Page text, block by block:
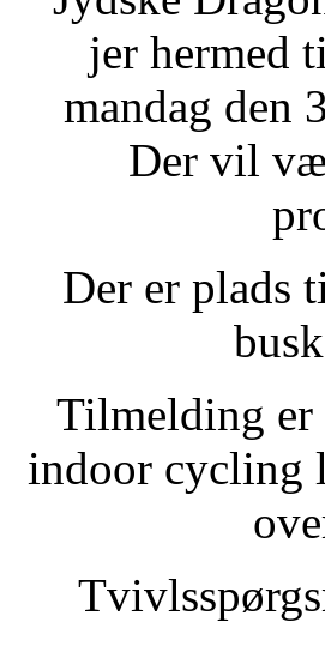
jer hermed
mandag den
Der vil
Der er plads
Tilmelding er
indoor cycling